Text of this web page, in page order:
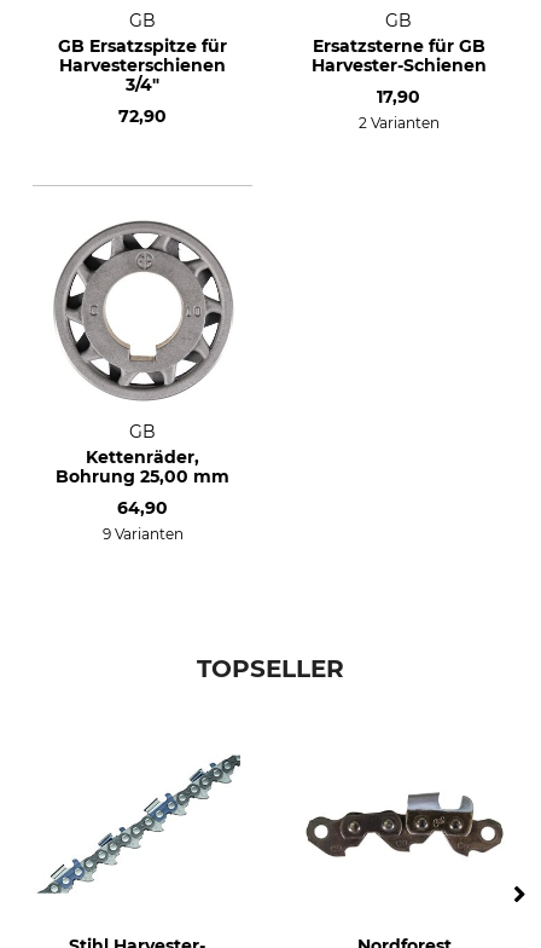
GB
GB Ersatzspitze für
Harvesterschienen
3/4"
72,90
GB
Ersatzsterne für GB
Harvester-Schienen
17,90
2 Varianten
GB
Kettenräder,
Bohrung 25,00 mm
64,90
9 Varianten
TOPSELLER